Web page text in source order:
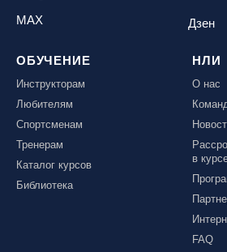
MAX Дзен
ОБУЧЕНИЕ
Инструкторам
Любителям
Спортсменам
Тренерам
Каталог курсов
Библиотека
НЛИ
О нас
в
FAQ